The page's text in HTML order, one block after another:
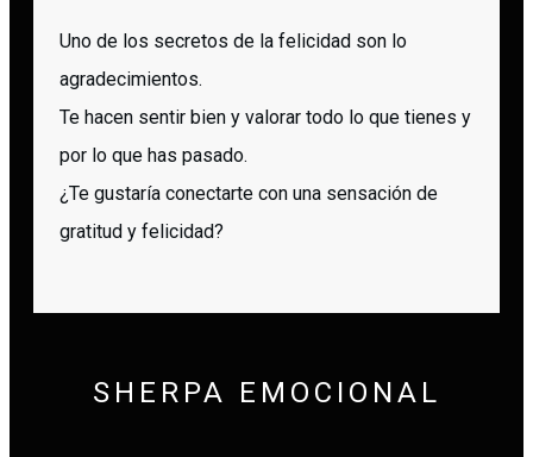
Uno de los secretos de la felicidad son lo
agradecimientos.
Te hacen sentir bien y valorar todo lo que tienes y
por lo que has pasado.
¿Te gustaría conectarte con una sensación de
gratitud y felicidad?
SHERPA EMOCIONAL